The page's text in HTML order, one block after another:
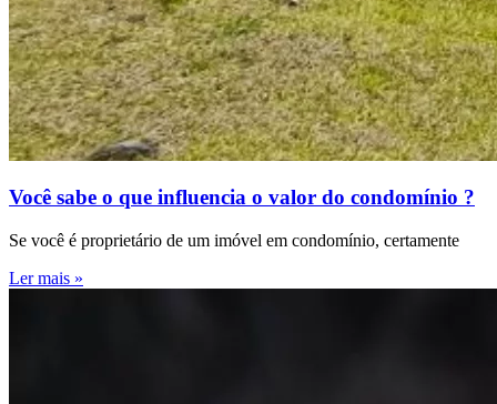
Você sabe o que influencia o valor do condomínio ?
Se você é proprietário de um imóvel em condomínio, certamente
Ler mais »